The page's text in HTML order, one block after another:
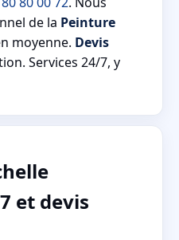
de la Peinture
moyenne. Devis
Services 24/7, y
et devis